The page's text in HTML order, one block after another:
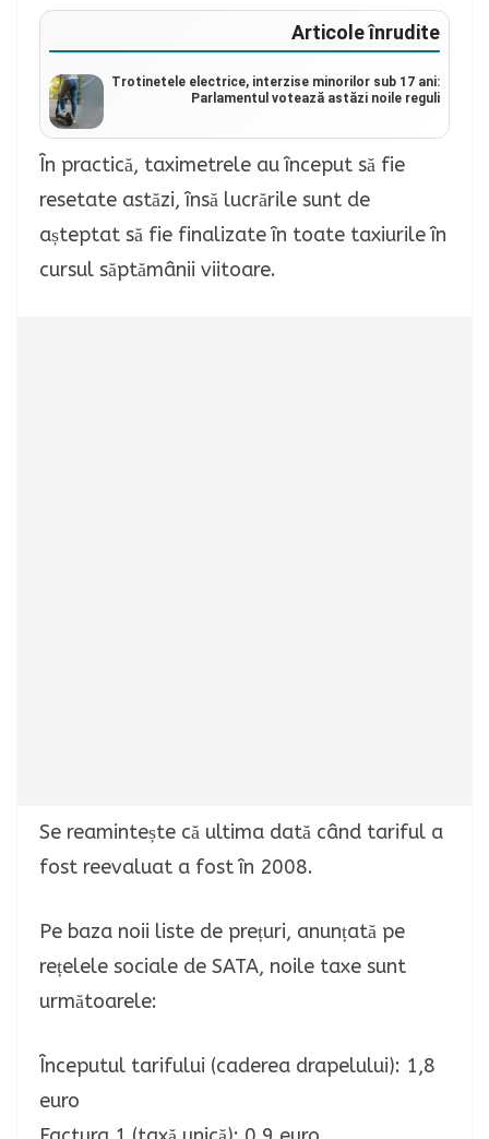
Articole înrudite
Trotinetele electrice, interzise minorilor sub 17 ani:
Parlamentul votează astăzi noile reguli
În practică, taximetrele au început să fie
resetate astăzi, însă lucrările sunt de
așteptat să fie finalizate în toate taxiurile în
cursul săptămânii viitoare.
Se reamintește că ultima dată când tariful a
fost reevaluat a fost în 2008.
Pe baza noii liste de prețuri, anunțată pe
rețelele sociale de SATA, noile taxe sunt
următoarele:
Începutul tarifului (caderea drapelului): 1,8
euro